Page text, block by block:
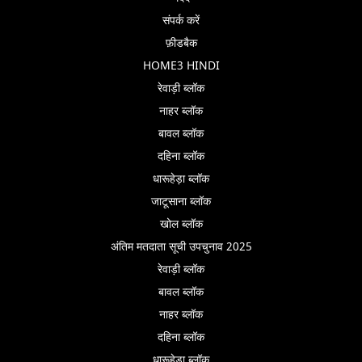
संपर्क करें
फ़ीडबैक
HOME3 HINDI
रेवाड़ी ब्लॉक
नाहर ब्लॉक
बावल ब्लॉक
दहिना ब्लॉक
धारूहेड़ा ब्लॉक
जाटूसाना ब्लॉक
खोल ब्लॉक
अंतिम मतदाता सूची उपचुनाव 2025
रेवाड़ी ब्लॉक
बावल ब्लॉक
नाहर ब्लॉक
दहिना ब्लॉक